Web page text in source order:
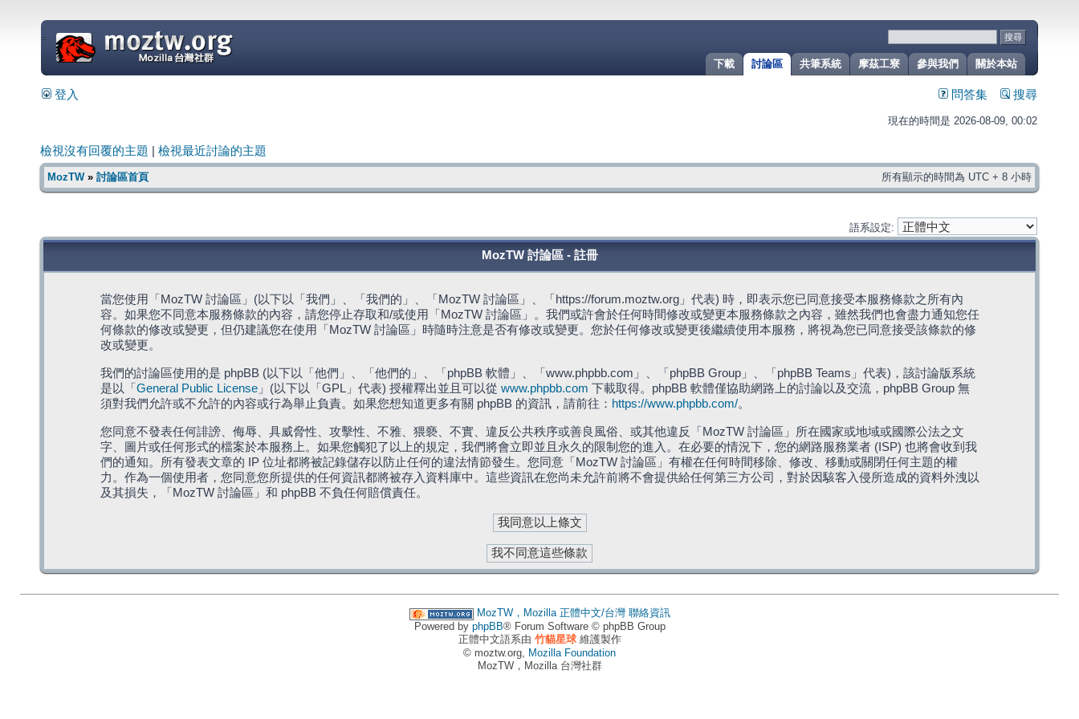
關於本站
參與我們
摩茲工寮
共筆系統
討論區
下載
=
登入 問答集 搜尋
現在的時間是 2026-08-09, 00:02
檢視沒有回覆的主題 檢視最近討論的主題
MozTW» 討論區首頁 所有顯示的時間為 UTC + 8 小時
語系設定:
MozTW 討論區 - 註冊
當您使用「MozTW 討論區」(以下以「我們」、「我們的」、「MozTW 討論區」、「https://forum.moztw.org」代表) 時，即表示您已同意接受本服務條款之所有內
容。如果您不同意本服務條款的內容，請您停止存取和/或使用「MozTW 討論區」。我們或許會於任何時間修改或變更本服務條款之內容，雖然我們也會盡力通知您任
何條款的修改或變更，但仍建議您在使用「MozTW 討論區」時隨時注意是否有修改或變更。您於任何修改或變更後繼續使用本服務，將視為您已同意接受該條款的修
改或變更。
我們的討論區使用的是 phpBB (以下以「他們」、「他們的」、「phpBB 軟體」、「www.phpbb.com」、「phpBB Group」、「phpBB Teams」代表)，該討論版系統
是以「 General Public License」(以下以「GPL」代表) 授權釋出並且可以從 www.phpbb.com 下載取得。phpBB 軟體僅協助網路上的討論以及交流，phpBB Group 無
須對我們允許或不允許的內容或行為舉止負責。如果您想知道更多有關 phpBB 的資訊，請前往： https://www.phpbb.com/。
您同意不發表任何誹謗、侮辱、具威脅性、攻擊性、不雅、猥褻、不實、違反公共秩序或善良風俗、或其他違反「MozTW 討論區」所在國家或地域或國際公法之文
字、圖片或任何形式的檔案於本服務上。如果您觸犯了以上的規定，我們將會立即並且永久的限制您的進入。在必要的情況下，您的網路服務業者 (ISP) 也將會收到我
們的通知。所有發表文章的 IP 位址都將被記錄儲存以防止任何的違法情節發生。您同意「MozTW 討論區」有權在任何時間移除、修改、移動或關閉任何主題的權
力。作為一個使用者，您同意您所提供的任何資訊都將被存入資料庫中。這些資訊在您尚未允許前將不會提供給任何第三方公司，對於因駭客入侵所造成的資料外洩以
及其損失，「MozTW 討論區」和 phpBB 不負任何賠償責任。
MozTW，Mozilla 正體中文/台灣 聯絡資訊
Powered by phpBB® Forum Software © phpBB Group
正體中文語系由 竹貓星球維護製作
© moztw.org, Mozilla Foundation
MozTW，Mozilla 台灣社群